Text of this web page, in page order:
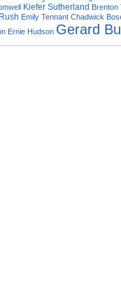
Kiefer Sutherland Brenton
Emily Tennant Chadwick
Ernie Hudson Gerard